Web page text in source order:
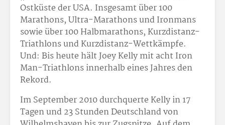
Ostküste der USA. Insgesamt über 100
Marathons, Ultra-Marathons und Ironmans
sowie über 100 Halbmarathons, Kurzdistanz-
Triathlons und Kurzdistanz-Wettkämpfe.
Und: Bis heute hält Joey Kelly mit acht Iron
Man-Triathlons innerhalb eines Jahres den
Rekord.
Im September 2010 durchquerte Kelly in 17
Tagen und 23 Stunden Deutschland von